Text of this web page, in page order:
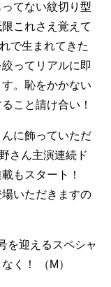
てない紋切り型
これさえ覚えて
で生まれてきた
ってリアルに即
。恥をかかない
こと請け合い！
に飾っていただ
さん主演連続ド
載もスタート！
いただきますの
を迎えるスペシャ
く！ （M）